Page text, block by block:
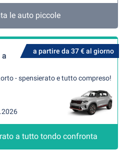
le auto piccole
a partire da 37 € al giorno
a
- spensierato e tutto compreso!
a tutto tondo confronta